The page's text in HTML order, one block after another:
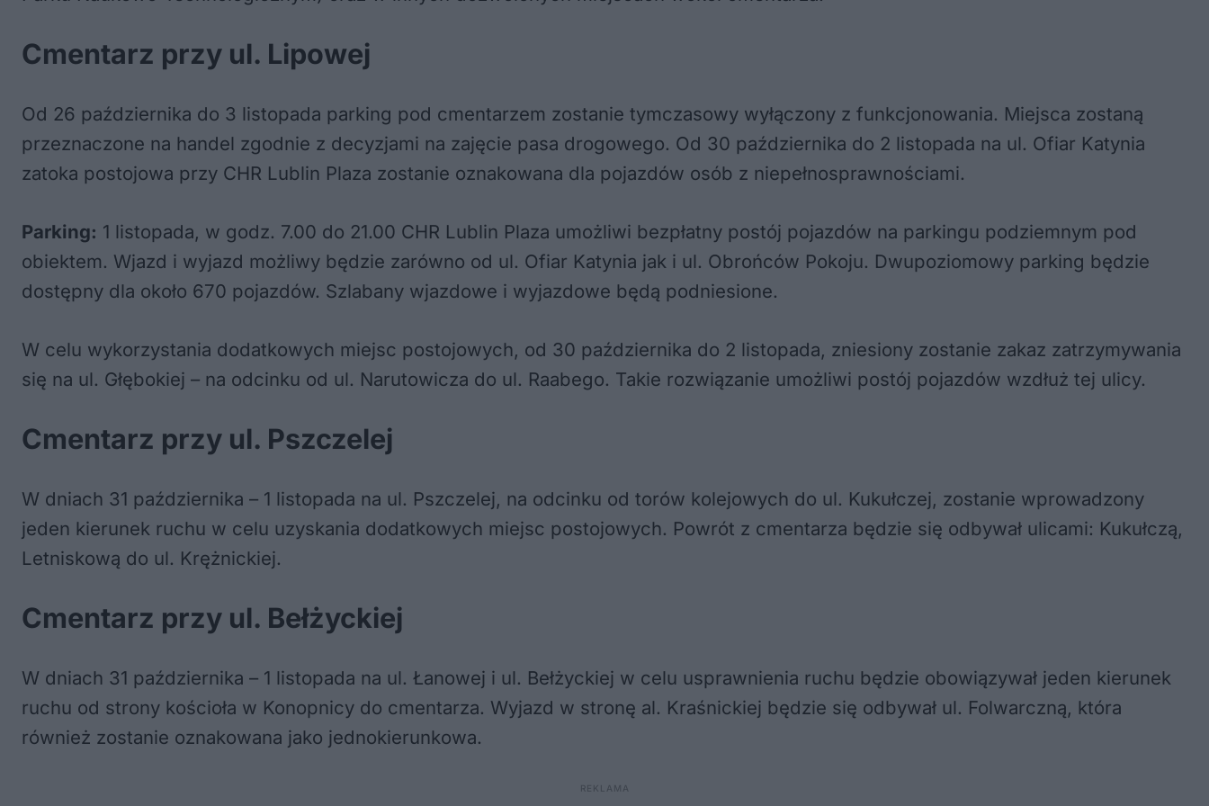
Cmentarz przy ul. Lipowej
Od 26 października do 3 listopada parking pod cmentarzem zostanie tymczasowy wyłączony z funkcjonowania. Miejsca zostaną
przeznaczone na handel zgodnie z decyzjami na zajęcie pasa drogowego. Od 30 października do 2 listopada na ul. Ofiar Katynia
zatoka postojowa przy CHR Lublin Plaza zostanie oznakowana dla pojazdów osób z niepełnosprawnościami.
Parking: 1 listopada, w godz. 7.00 do 21.00 CHR Lublin Plaza umożliwi bezpłatny postój pojazdów na parkingu podziemnym pod
obiektem. Wjazd i wyjazd możliwy będzie zarówno od ul. Ofiar Katynia jak i ul. Obrońców Pokoju. Dwupoziomowy parking będzie
dostępny dla około 670 pojazdów. Szlabany wjazdowe i wyjazdowe będą podniesione.
W celu wykorzystania dodatkowych miejsc postojowych, od 30 października do 2 listopada, zniesiony zostanie zakaz zatrzymywania
się na ul. Głębokiej – na odcinku od ul. Narutowicza do ul. Raabego. Takie rozwiązanie umożliwi postój pojazdów wzdłuż tej ulicy.
Cmentarz przy ul. Pszczelej
W dniach 31 października – 1 listopada na ul. Pszczelej, na odcinku od torów kolejowych do ul. Kukułczej, zostanie wprowadzony
jeden kierunek ruchu w celu uzyskania dodatkowych miejsc postojowych. Powrót z cmentarza będzie się odbywał ulicami: Kukułczą,
Letniskową do ul. Krężnickiej.
Cmentarz przy ul. Bełżyckiej
W dniach 31 października – 1 listopada na ul. Łanowej i ul. Bełżyckiej w celu usprawnienia ruchu będzie obowiązywał jeden kierunek
ruchu od strony kościoła w Konopnicy do cmentarza. Wyjazd w stronę al. Kraśnickiej będzie się odbywał ul. Folwarczną, która
również zostanie oznakowana jako jednokierunkowa.